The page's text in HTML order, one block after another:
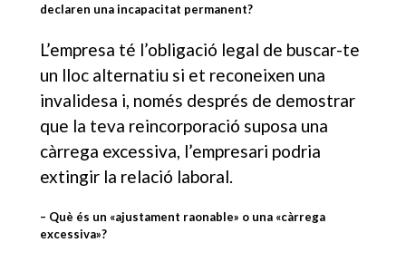
declaren una incapacitat permanent?
L’empresa té l’obligació legal de buscar-te
un lloc alternatiu si et reconeixen una
invalidesa i, només després de demostrar
que la teva reincorporació suposa una
càrrega excessiva, l’empresari podria
extingir la relació laboral.
– Què és un «ajustament raonable» o una «càrrega
excessiva»?